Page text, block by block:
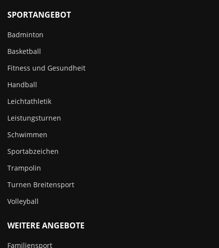
SPORTANGEBOT
Badminton
Basketball
Fitness und Gesundheit
Handball
Leichtathletik
Leistungsturnen
Schwimmen
Sportabzeichen
Trampolin
Turnen Breitensport
Volleyball
WEITERE ANGEBOTE
Familiensport